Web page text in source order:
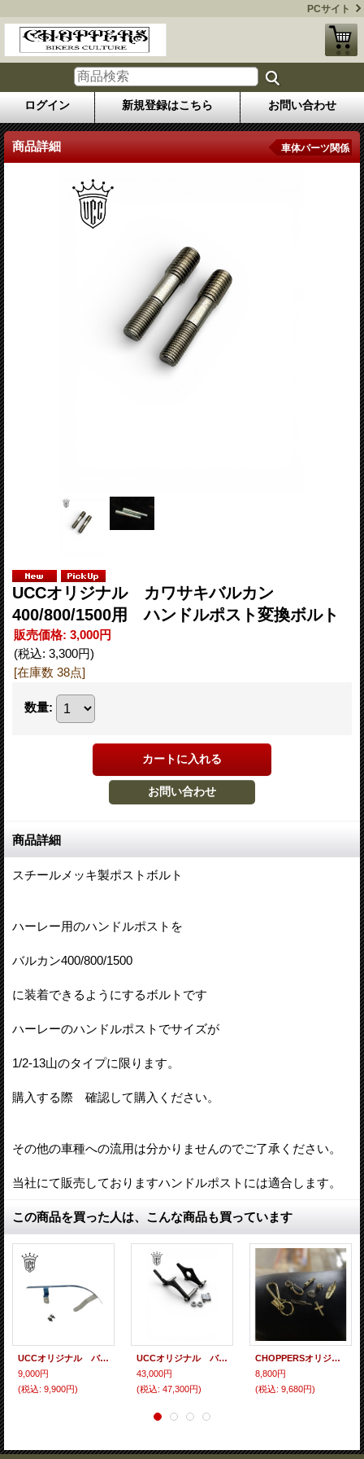
PCサイト
ログイン 新規登録はこちら お問い合わせ
商品詳細 車体パーツ関係
UCCオリジナル カワサキバルカン
400/800/1500用 ハンドルポスト変換ボルト
販売価格: 3,000円
(税込: 3,300円)
[在庫数 38点]
数量:
商品詳細
スチールメッキ製ポストボルト
ハーレー用のハンドルポストを
バルカン400/800/1500
に装着できるようにするボルトです
ハーレーのハンドルポストでサイズが
1/2-13山のタイプに限ります。
購入する際 確認して購入ください。
その他の車種への流用は分かりませんのでご了承ください。
当社にて販売しておりますハンドルポストには適合します。
この商品を買った人は、こんな商品も買っています
UCCオリジナル バルカン チェーンガード
9,000円
(税込: 9,900円)
UCCオリジナル バルカン400/800/II/C ミッドコントロールキット
43,000円
(税込: 47,300円)
CHOPPERSオリジナル バイカーズウォレット 真鍮アクセサリー
8,800円
(税込: 9,680円)